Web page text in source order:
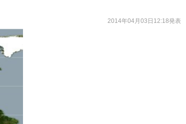
2014年04月03日12:18発表